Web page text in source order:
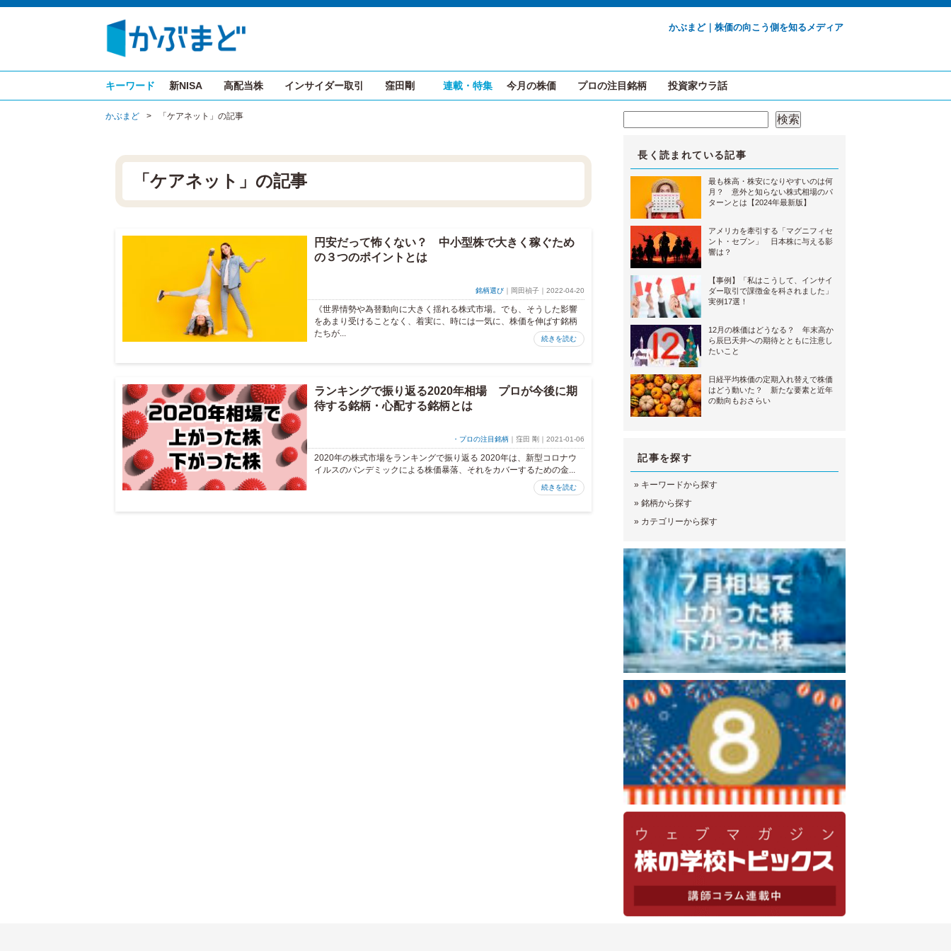
かぶまど｜株価の向こう側を知るメディア
キーワード 新NISA 高配当株 インサイダー取引 窪田剛 連載・特集 今月の株価 プロの注目銘柄 投資家ウラ話
かぶまど > 「ケアネット」の記事
「ケアネット」の記事
円安だって怖くない？ 中小型株で大きく稼ぐため
の３つのポイントとは
銘柄選び｜岡田禎子｜2022-04-20
《世界情勢や為替動向に大きく揺れる株式市場。でも、そうした影響
をあまり受けることなく、着実に、時には一気に、株価を伸ばす銘柄
たちが...
続きを読む
ランキングで振り返る2020年相場 プロが今後に期
待する銘柄・心配する銘柄とは
・プロの注目銘柄｜窪田 剛｜2021-01-06
2020年の株式市場をランキングで振り返る 2020年は、新型コロナウ
イルスのパンデミックによる株価暴落、それをカバーするための金...
続きを読む
検索
長く読まれている記事
最も株高・株安になりやすいのは何
月？ 意外と知らない株式相場のパ
ターンとは【2024年最新版】
アメリカを牽引する「マグニフィセ
ント・セブン」 日本株に与える影
響は？
【事例】「私はこうして、インサイ
ダー取引で課徴金を科されました」
実例17選！
12月の株価はどうなる？ 年末高か
ら辰巳天井への期待とともに注意し
たいこと
日経平均株価の定期入れ替えで株価
はどう動いた？ 新たな要素と近年
の動向もおさらい
記事を探す
» キーワードから探す
»銘柄から探す
» カテゴリーから探す